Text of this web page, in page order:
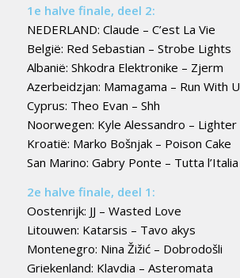
1e halve finale, deel 2:
NEDERLAND: Claude – C’est La Vie
België: Red Sebastian – Strobe Lights
Albanië: Shkodra Elektronike – Zjerm
Azerbeidzjan: Mamagama – Run With U
Cyprus: Theo Evan – Shh
Noorwegen: Kyle Alessandro – Lighter
Kroatië: Marko Bošnjak – Poison Cake
San Marino: Gabry Ponte – Tutta l’Italia
2e halve finale, deel 1:
Oostenrijk: JJ – Wasted Love
Litouwen: Katarsis – Tavo akys
Montenegro: Nina Žižić – Dobrodošli
Griekenland: Klavdia – Asteromata